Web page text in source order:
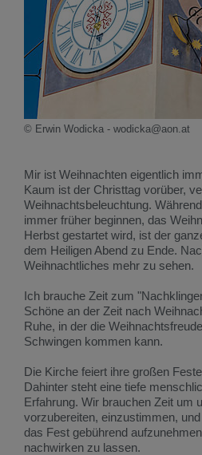
© Erwin Wodicka - wodicka@aon.at
Mir ist Weihnachten eigentlich
Kaum ist der Christtag vorüber,
Weihnachtsbeleuchtung.
immer früher beginnen, das
Herbst gestartet wird, ist der
dem Heiligen Abend zu Ende.
Weihnachtliches mehr zu sehen.
Ich brauche Zeit zum
Schöne an der Zeit nach
Ruhe, in der die
Schwingen kommen kann.
Die Kirche feiert ihre großen
Dahinter steht eine tiefe
Erfahrung. Wir brauchen Zeit um
vorzubereiten, einzustimmen,
das Fest gebührend
nachwirken zu lassen.